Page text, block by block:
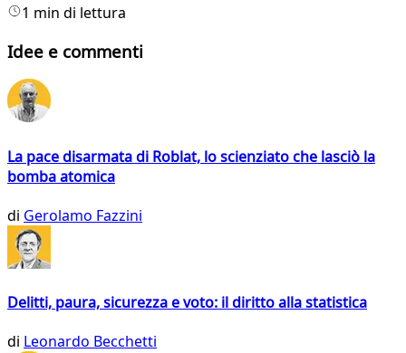
1 min di lettura
Idee e commenti
La pace disarmata di Roblat, lo scienziato che lasciò la
bomba atomica
di Gerolamo Fazzini
Delitti, paura, sicurezza e voto: il diritto alla statistica
di Leonardo Becchetti